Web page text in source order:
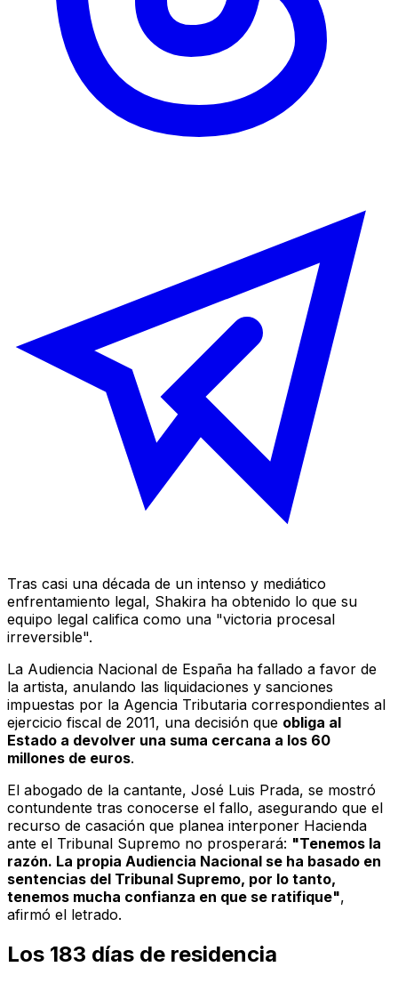
Tras casi una década de un intenso y mediático
enfrentamiento legal, Shakira ha obtenido lo que su
equipo legal califica como una "victoria procesal
irreversible".
La Audiencia Nacional de España ha fallado a favor de
la artista, anulando las liquidaciones y sanciones
impuestas por la Agencia Tributaria correspondientes al
ejercicio fiscal de 2011, una decisión que obliga al
Estado a devolver una suma cercana a los 60
millones de euros.
El abogado de la cantante, José Luis Prada, se mostró
contundente tras conocerse el fallo, asegurando que el
recurso de casación que planea interponer Hacienda
ante el Tribunal Supremo no prosperará: "Tenemos la
razón. La propia Audiencia Nacional se ha basado en
sentencias del Tribunal Supremo, por lo tanto,
tenemos mucha confianza en que se ratifique",
afirmó el letrado.
Los 183 días de residencia